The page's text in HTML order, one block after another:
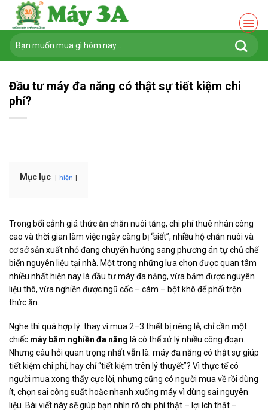
Chuyển
nội
dung
Tìm
kiếm:
Đầu tư máy đa năng có thật sự tiết kiệm chi
phí?
Mục lục hiện
Trong bối cảnh giá thức ăn chăn nuôi tăng, chi phí thuê nhân công
cao và thời gian làm việc ngày càng bị “siết”, nhiều hộ chăn nuôi và
cơ sở sản xuất nhỏ đang chuyển hướng sang phương án tự chủ chế
biến nguyên liệu tại nhà. Một trong những lựa chọn được quan tâm
nhiều nhất hiện nay là đầu tư máy đa năng, vừa băm được nguyên
liệu thô, vừa nghiền được ngũ cốc – cám – bột khô để phối trộn
thức ăn.
Nghe thì quá hợp lý: thay vì mua 2–3 thiết bị riêng lẻ, chỉ cần một
chiếc máy băm nghiền đa năng là có thể xử lý nhiều công đoạn.
Nhưng câu hỏi quan trọng nhất vẫn là: máy đa năng có thật sự giúp
tiết kiệm chi phí, hay chỉ “tiết kiệm trên lý thuyết”? Vì thực tế có
người mua xong thấy cực lời, nhưng cũng có người mua về rồi dùng
ít, chọn sai công suất hoặc nhanh xuống máy vì dùng sai nguyên
liệu. Bài viết này sẽ giúp bạn nhìn rõ chi phí thật – lợi ích thật –